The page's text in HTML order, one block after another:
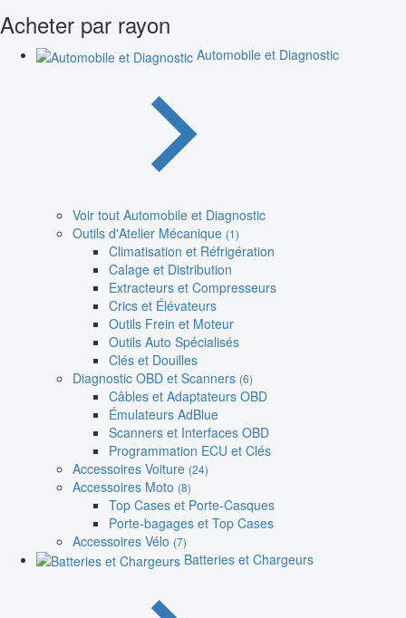
Acheter par rayon
Automobile et Diagnostic
Voir tout Automobile et Diagnostic
Outils d'Atelier Mécanique (1)
Climatisation et Réfrigération
Calage et Distribution
Extracteurs et Compresseurs
Crics et Élévateurs
Outils Frein et Moteur
Outils Auto Spécialisés
Clés et Douilles
Diagnostic OBD et Scanners (6)
Câbles et Adaptateurs OBD
Émulateurs AdBlue
Scanners et Interfaces OBD
Programmation ECU et Clés
Accessoires Voiture (24)
Accessoires Moto (8)
Top Cases et Porte-Casques
Porte-bagages et Top Cases
Accessoires Vélo (7)
Batteries et Chargeurs